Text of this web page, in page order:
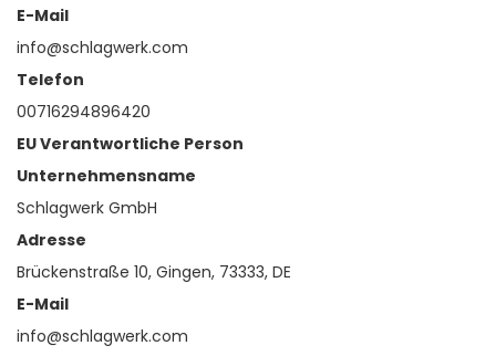
E-Mail
info@schlagwerk.com
Telefon
00716294896420
EU Verantwortliche Person
Unternehmensname
Schlagwerk GmbH
Adresse
Brückenstraße 10, Gingen, 73333, DE
E-Mail
info@schlagwerk.com